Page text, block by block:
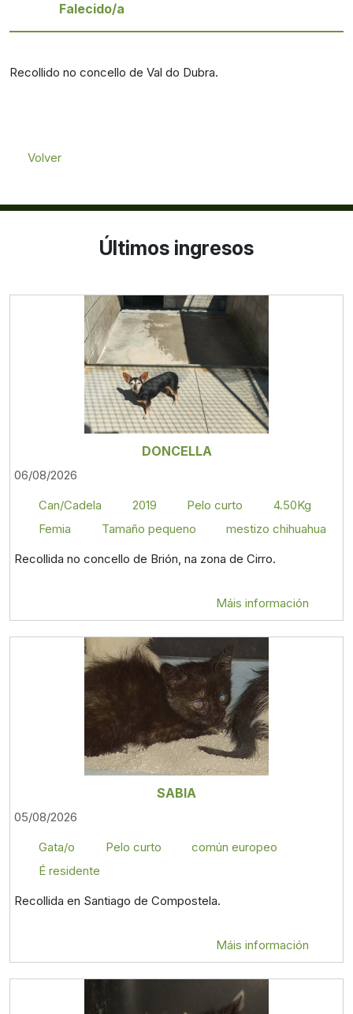
Falecido/a
Recollido no concello de Val do Dubra.
Volver
Últimos ingresos
DONCELLA
06/08/2026
Can/Cadela
2019 Pelo curto
4.50Kg
Femia
Tamaño pequeno
mestizo chihuahua
Recollida no concello de Brión, na zona de Cirro.
Máis información
SABIA
05/08/2026
Gata/o
Pelo curto
común europeo
É residente
Recollida en Santiago de Compostela.
Máis información